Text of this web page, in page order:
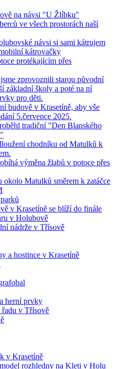
na návsi "U Žlíbku"
ve všech prostorách naší
návsi si sami kátrujem
kátrovačky
protékajícím přes
zprovoznili starou původní
základní školy a poté na ní
pro děti.
budově v Krasetíně, aby vše
5.července 2025.
tradiční "Den Blanského
chodníku od Matulků k
výměna žlabů v potoce přes
okolo Matulků směrem k zatáčce
v Krasetíně se blíží do finále
v Holubově
nádrže v Třísově
a hostince v Krasetíně
herní prvky
v Třísově
v Krasetíně
rozhledny na Kleti v Holu